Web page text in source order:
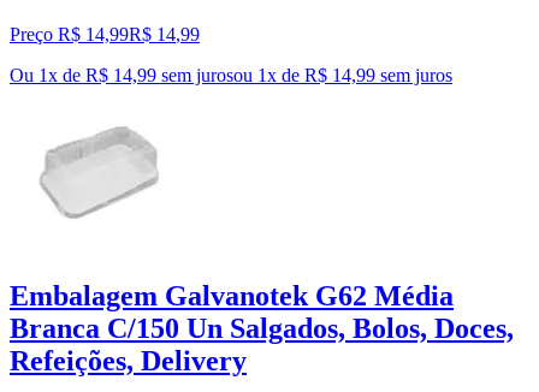
Preço R$ 14,99R$ 14,99
Ou 1x de R$ 14,99 sem jurosou 1x de R$ 14,99 sem juros
Embalagem Galvanotek G62 Média
Branca C/150 Un Salgados, Bolos, Doces,
Refeições, Delivery